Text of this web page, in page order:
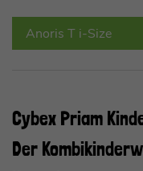
Anoris T i-Size
Cybex Priam
Der